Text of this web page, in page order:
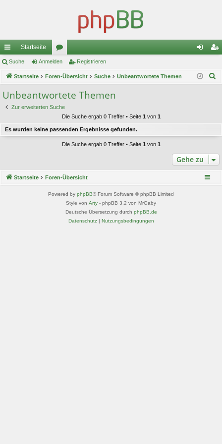
ch
ne
llz
ug
Startseite
or
en m ist
Suche Anmelden Registrieren
Startseite Foren-Übersicht Suche Unbeantwortete Themen
Unbeantwortete Themen
Zur erweiterten Suche
Die Suche ergab 0 Treffer • Seite 1 von 1
Es wurden keine passenden Ergebnisse gefunden.
Die Suche ergab 0 Treffer • Seite 1 von 1
Gehe zu
Startseite Foren-Übersicht
Powered by phpBB® Forum Software © phpBB Limited
Style von Arty - phpBB 3.2 von MrGaby
Deutsche Übersetzung durch phpBB.de
Datenschutz| Nutzungsbedingungen